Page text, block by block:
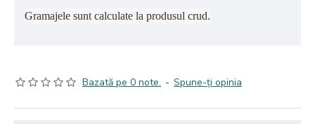
Gramajele sunt calculate la produsul crud.
Bazată pe 0 note. - Spune-ţi opinia